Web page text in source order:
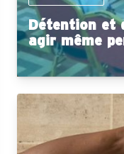
Détention et
agir même